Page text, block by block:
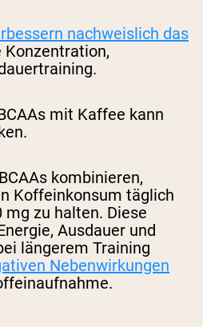
nachweislich das
Konzentration,
mit Kaffee kann
kombinieren,
Koffeinkonsum täglich
mg zu halten. Diese
Ausdauer und
längerem Training
Nebenwirkungen